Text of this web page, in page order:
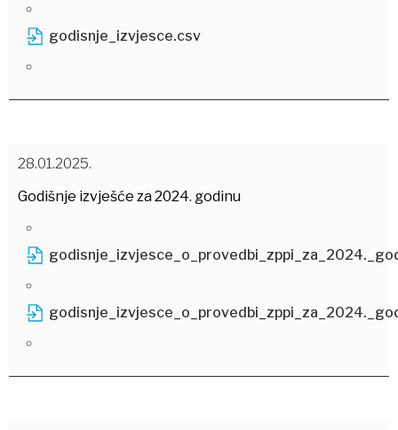
godisnje_izvjesce.csv
28.01.2025.
Godišnje izvješće za 2024. godinu